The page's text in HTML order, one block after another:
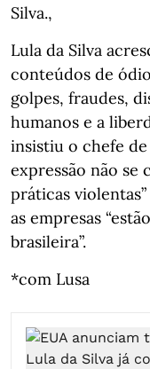
Silva.,
Lula da Silva
conteúdos de
golpes, fraudes,
humanos e a
insistiu o chefe de
expressão não se
práticas
as empresas
brasileira”.
*com Lusa